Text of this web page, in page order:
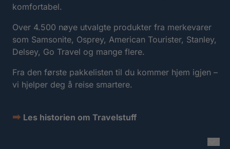
komfortabel.
Over 4.500 nøye utvalgte produkter fra merkevarer
som Samsonite, Osprey, American Tourister, Stanley,
Delsey, Go Travel og mange flere.
Fra den første pakkelisten til du kommer hjem igjen –
vi hjelper deg å reise smartere.
➡ Les historien om Travelstuff